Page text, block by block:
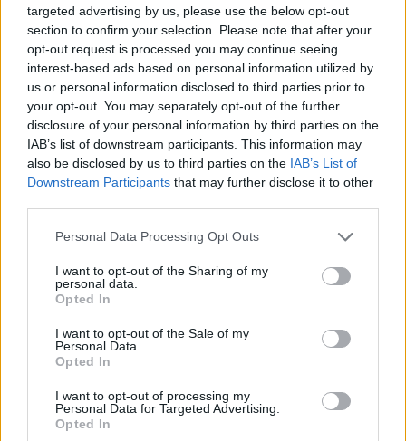
targeted advertising by us, please use the below opt-out
section to confirm your selection. Please note that after your
opt-out request is processed you may continue seeing
interest-based ads based on personal information utilized by
us or personal information disclosed to third parties prior to
your opt-out. You may separately opt-out of the further
disclosure of your personal information by third parties on the
IAB’s list of downstream participants. This information may
also be disclosed by us to third parties on the IAB’s List of
Downstream Participants that may further disclose it to other
Personal Data Processing Opt Outs
I want to opt-out of the Sharing of my
personal data.
Opted In
I want to opt-out of the Sale of my
Personal Data.
Opted In
I want to opt-out of processing my
Personal Data for Targeted Advertising.
Opted In